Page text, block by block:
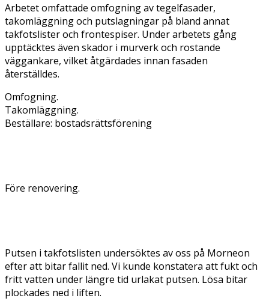
Arbetet omfattade omfogning av tegelfasader,
takomläggning och putslagningar på bland annat
takfotslister och frontespiser. Under arbetets gång
upptäcktes även skador i murverk och rostande
väggankare, vilket åtgärdades innan fasaden
återställdes.
Omfogning.
Takomläggning.
Beställare: bostadsrättsförening
Före renovering.
Putsen i takfotslisten undersöktes av oss på Morneon
efter att bitar fallit ned. Vi kunde konstatera att fukt och
fritt vatten under längre tid urlakat putsen. Lösa bitar
plockades ned i liften.